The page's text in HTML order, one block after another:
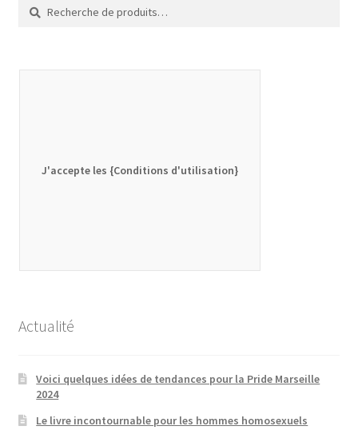
Recherche
pour :
Recherche
J'accepte les {Conditions d'utilisation}
Actualité
Voici quelques idées de tendances pour la Pride Marseille
2024
Le livre incontournable pour les hommes homosexuels